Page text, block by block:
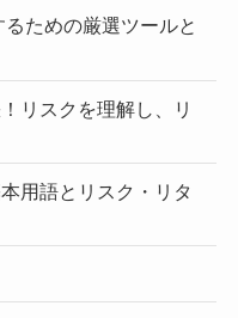
ための厳選ツールと
リスクを理解し、リ
用語とリスク・リタ